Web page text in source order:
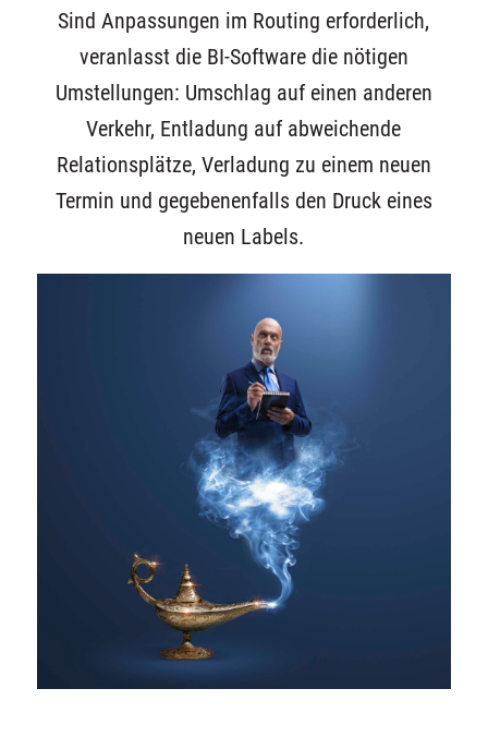
Sind Anpassungen im Routing erforderlich,
veranlasst die BI-Software die nötigen
Umstellungen: Umschlag auf einen anderen
Verkehr, Entladung auf abweichende
Relationsplätze, Verladung zu einem neuen
Termin und gegebenenfalls den Druck eines
neuen Labels.